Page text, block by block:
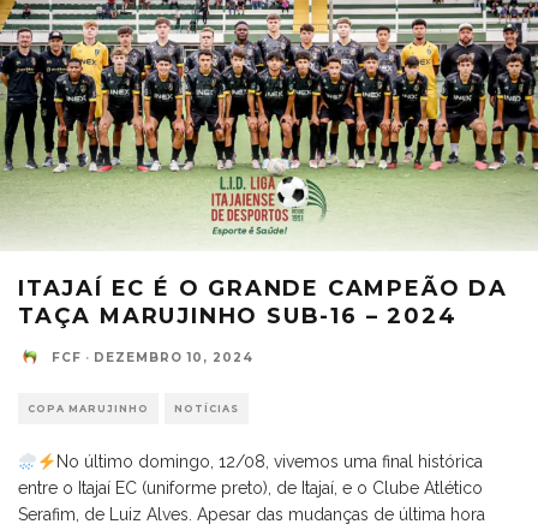
ITAJAÍ EC É O GRANDE CAMPEÃO DA
TAÇA MARUJINHO SUB-16 – 2024
FCF · DEZEMBRO 10, 2024
COPA MARUJINHO NOTÍCIAS
No último domingo, 12/08, vivemos uma final histórica
entre o Itajaí EC (uniforme preto), de Itajaí, e o Clube Atlético
Serafim, de Luiz Alves. Apesar das mudanças de última hora